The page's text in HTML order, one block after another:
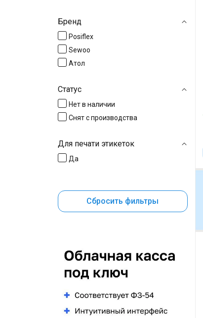
Бренд
Posiflex
Sewoo
Атол
Статус
Нет в наличии
Снят с производства
Для печати этикеток
Да
Сбросить фильтры